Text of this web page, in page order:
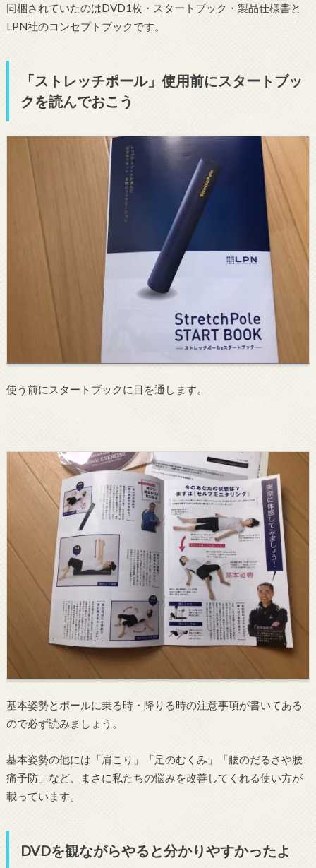
同梱されていたのはDVD1枚・スタートブック・製品仕様書と
LPN社のコンセプトブックです。
「ストレッチポール」使用前にスタートブッ
クを読んでおこう
使う前にスタートブックに目を通します。
基本姿勢とポールに乗る時・降りる時の注意事項が書いてある
ので必ず読みましょう。
基本姿勢の他には「肩こり」「足のむくみ」「腰のだるさや腰
痛予防」など、まさに私たちの悩みを改善してくれる使い方が
載っています。
DVDを観ながらやると分かりやすかったよ